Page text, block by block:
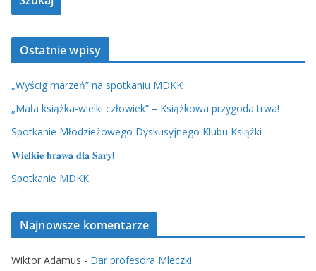
Ostatnie wpisy
„Wyścig marzeń” na spotkaniu MDKK
„Mała książka-wielki człowiek” – Książkowa przygoda trwa!
Spotkanie Młodzieżowego Dyskusyjnego Klubu Książki
𝐖𝐢𝐞𝐥𝐤𝐢𝐞 𝐛𝐫𝐚𝐰𝐚 𝐝𝐥𝐚 𝐒𝐚𝐫𝐲!
Spotkanie MDKK
Najnowsze komentarze
Wiktor Adamus - Dar profesora Mleczki